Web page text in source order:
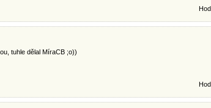
tuhle dělal MíraCB ;o))